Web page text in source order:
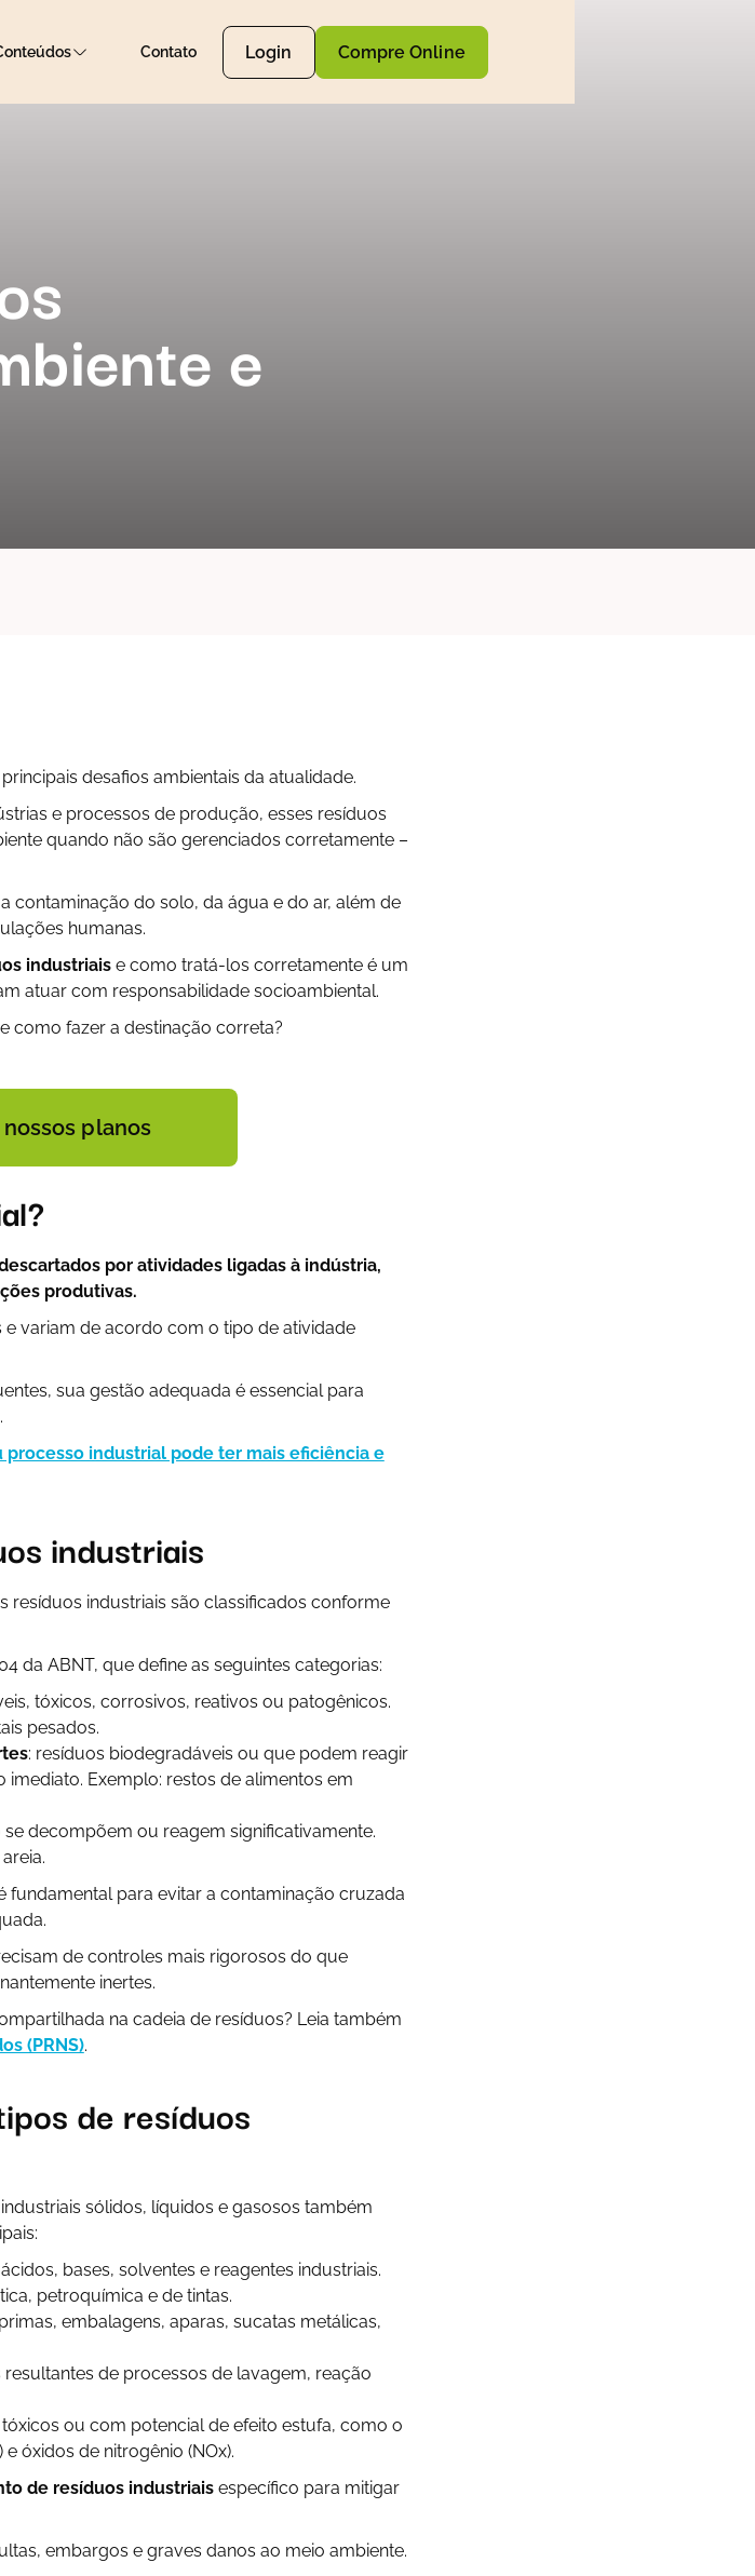
Contato Login Compre Online
e
desafios ambientais da atualidade.
e processos de produção, esses resíduos
quando não são gerenciados corretamente –
contaminação do solo, da água e do ar, além de
humanas.
industriaise como tratá-los corretamente é um
atuar com responsabilidade socioambiental.
como fazer a destinação correta?
planos
por atividades ligadas à indústria,
produtivas.
variam de acordo com o tipo de atividade
sua gestão adequada é essencial para
industrial pode ter mais eficiência e
industriais
resíduos industriais são classificados conforme
da ABNT, que define as seguintes categorias:
tóxicos, corrosivos, reativos ou patogênicos.
pesados.
: resíduos biodegradáveis ou que podem reagir
Exemplo: restos de alimentos em
se decompõem ou reagem significativamente.
fundamental para evitar a contaminação cruzada
de controles mais rigorosos do que
inertes.
na cadeia de resíduos? Leia também
(PRNS).
de resíduos
sólidos, líquidos e gasosos também
bases, solventes e reagentes industriais.
petroquímica e de tintas.
embalagens, aparas, sucatas metálicas,
resultantes de processos de lavagem, reação
ou com potencial de efeito estufa, como o
e óxidos de nitrogênio (NOx).
de resíduos industriaisespecífico para mitigar
embargos e graves danos ao meio ambiente.